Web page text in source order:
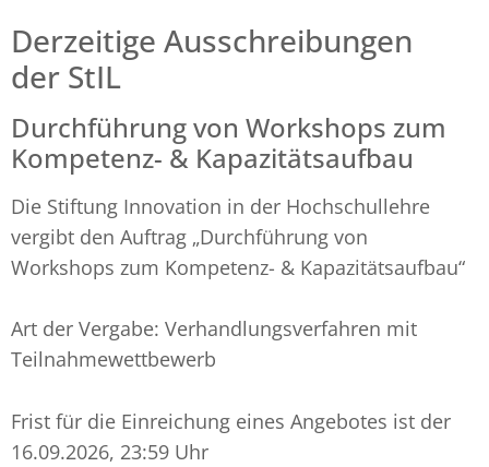
Derzeitige Ausschreibungen
der StIL
Durchführung von Workshops zum
Kompetenz- & Kapazitätsaufbau
Die Stiftung Innovation in der Hochschullehre
vergibt den Auftrag „Durchführung von
Workshops zum Kompetenz- & Kapazitätsaufbau“
Art der Vergabe: Verhandlungsverfahren mit
Teilnahmewettbewerb
Frist für die Einreichung eines Angebotes ist der
16.09.2026, 23:59 Uhr